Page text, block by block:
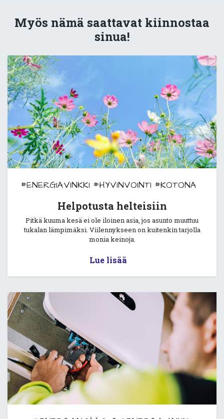
Myös nämä saattavat kiinnostaa
sinua!
#ENERGIAVINKKI #HYVINVOINTI #KOTONA
Helpotusta helteisiin
Pitkä kuuma kesä ei ole iloinen asia, jos asunto muuttuu
tukalan lämpimäksi. Viilennykseen on kuitenkin tarjolla
monia keinoja.
Lue lisää